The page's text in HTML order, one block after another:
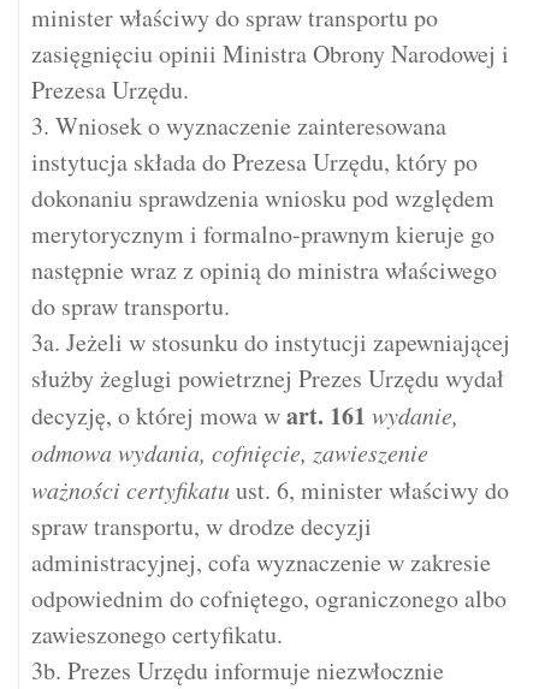
minister właściwy do spraw transportu po
zasięgnięciu opinii Ministra Obrony Narodowej i
Prezesa Urzędu.
3. Wniosek o wyznaczenie zainteresowana
instytucja składa do Prezesa Urzędu, który po
dokonaniu sprawdzenia wniosku pod względem
merytorycznym i formalno-prawnym kieruje go
następnie wraz z opinią do ministra właściwego
do spraw transportu.
3a. Jeżeli w stosunku do instytucji zapewniającej
służby żeglugi powietrznej Prezes Urzędu wydał
decyzję, o której mowa wart. 161 wydanie,
odmowa wydania, cofnięcie, zawieszenie
ważności certyfikatuust. 6, minister właściwy do
spraw transportu, w drodze decyzji
administracyjnej, cofa wyznaczenie w zakresie
odpowiednim do cofniętego, ograniczonego albo
zawieszonego certyfikatu.
3b. Prezes Urzędu informuje niezwłocznie